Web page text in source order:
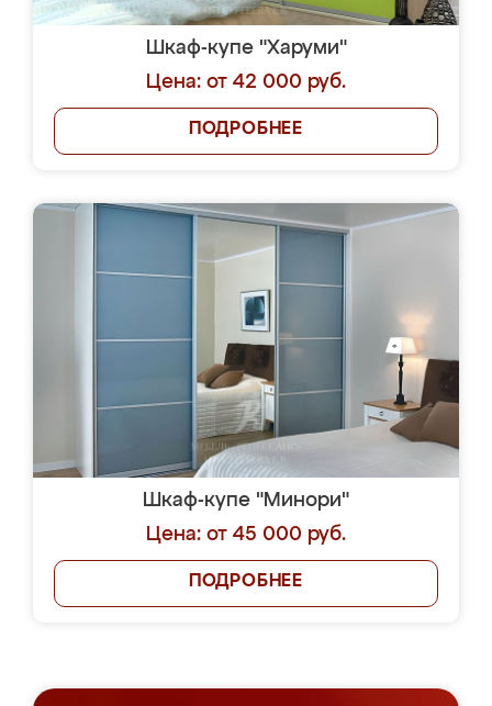
Шкаф-купе "Харуми"
Цена: от 42 000 руб.
ПОДРОБНЕЕ
Шкаф-купе "Минори"
Цена: от 45 000 руб.
ПОДРОБНЕЕ